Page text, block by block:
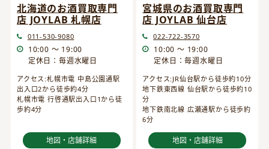
北海道のお酒買取専門
店 JOYLAB 札幌店
011-530-9080
10:00 ～ 19:00
定休日：毎週水曜日
アクセス:札幌市電 中島公園通駅
出入口2から徒歩約4分
札幌市電 行啓通駅出入口1から徒
歩約4分
地図・店舗詳細
宮城県のお酒買取専門
店 JOYLAB 仙台店
022-722-3570
10:00 ～ 19:00
定休日：毎週水曜日
アクセス:JR仙台駅から徒歩約10分
地下鉄東西線 仙台駅から徒歩約10
分
地下鉄南北線 広瀬通駅から徒歩約
6分
地図・店舗詳細